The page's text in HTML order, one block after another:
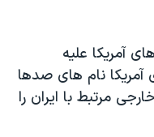
آمریکا علیه
آمریکا نام های صدها
مرتبط با ایران را